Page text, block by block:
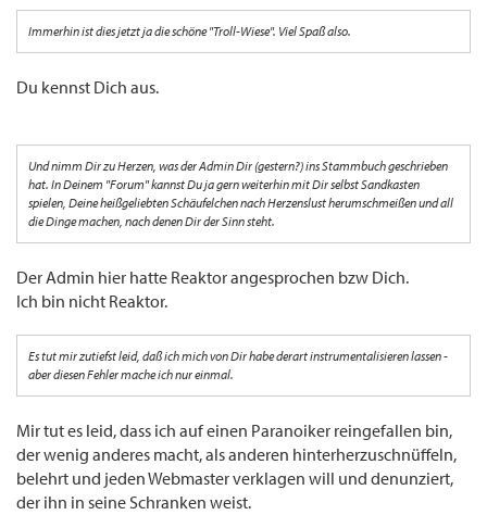
Immerhin ist dies jetzt ja die schöne "Troll-Wiese". Viel Spaß also.
Du kennst Dich aus.
Und nimm Dir zu Herzen, was der Admin Dir (gestern?) ins Stammbuch geschrieben
hat. In Deinem "Forum" kannst Du ja gern weiterhin mit Dir selbst Sandkasten
spielen, Deine heißgeliebten Schäufelchen nach Herzenslust herumschmeißen und all
die Dinge machen, nach denen Dir der Sinn steht.
Der Admin hier hatte Reaktor angesprochen bzw Dich.
Ich bin nicht Reaktor.
Es tut mir zutiefst leid, daß ich mich von Dir habe derart instrumentalisieren lassen -
aber diesen Fehler mache ich nur einmal.
Mir tut es leid, dass ich auf einen Paranoiker reingefallen bin,
der wenig anderes macht, als anderen hinterherzuschnüffeln,
belehrt und jeden Webmaster verklagen will und denunziert,
der ihn in seine Schranken weist.